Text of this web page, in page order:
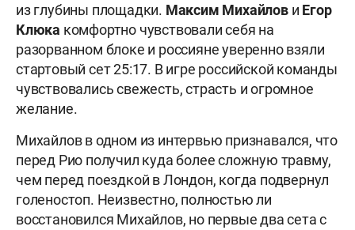
из глубины площадки. Максим Михайлови Егор
Клюка комфортно чувствовали себя на
разорванном блоке и россияне уверенно взяли
стартовый сет 25:17. В игре российской команды
чувствовались свежесть, страсть и огромное
желание.
Михайлов в одном из интервью признавался, что
перед Рио получил куда более сложную травму,
чем перед поездкой в Лондон, когда подвернул
голеностоп. Неизвестно, полностью ли
восстановился Михайлов, но первые два сета с